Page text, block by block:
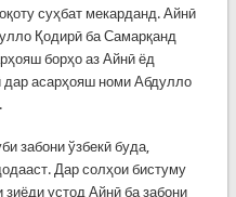
суҳбат мекарданд. Айнӣ
Қодирӣ ба Самарқанд
борҳо аз Айнӣ ёд
дар асарҳояш номи Абдулло
забони ўзбекӣ буда,
Дар солҳои бистуму
устод Айнӣ ба забони